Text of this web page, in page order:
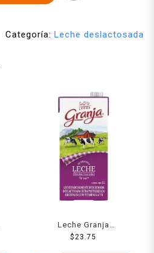
Categoría: Leche deslactosada
Leche Granja
deslactosada 1 l
$ 23.75